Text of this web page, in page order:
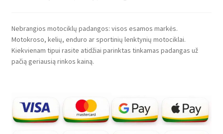
Nebrangios motociklų padangos: visos esamos markės.
Motokroso, kelių, enduro ar sportinių lenktynių motociklai.
Kiekvienam tipui rasite atidžiai parinktas tinkamas padangas už
pačią geriausią rinkos kainą.